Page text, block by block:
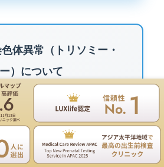
体異常（トリソミー・
）について
微小欠失・重複による特徴的な
については以下のリンクから詳細
す。
常 2番染色体異常
遺伝カウンセリングは無料
ご予約